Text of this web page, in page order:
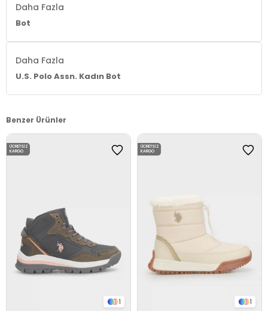
Daha Fazla
Bot
Daha Fazla
U.S. Polo Assn. Kadın Bot
Benzer Ürünler
1
ÜCRETSIZ
KARGO
1
ÜCRETSIZ
KARGO